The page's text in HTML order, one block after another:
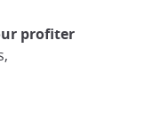
profiter